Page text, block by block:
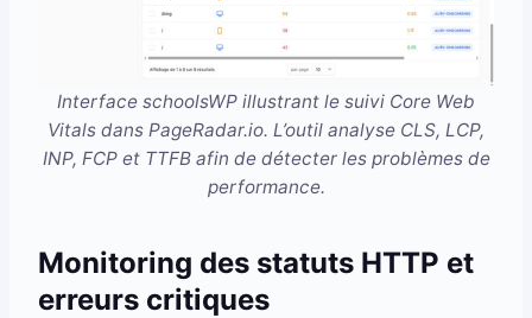
Interface schoolsWP illustrant le suivi Core Web
Vitals dans PageRadar.io. L’outil analyse CLS, LCP,
INP, FCP et TTFB afin de détecter les problèmes de
performance.
Monitoring des statuts HTTP et
erreurs critiques